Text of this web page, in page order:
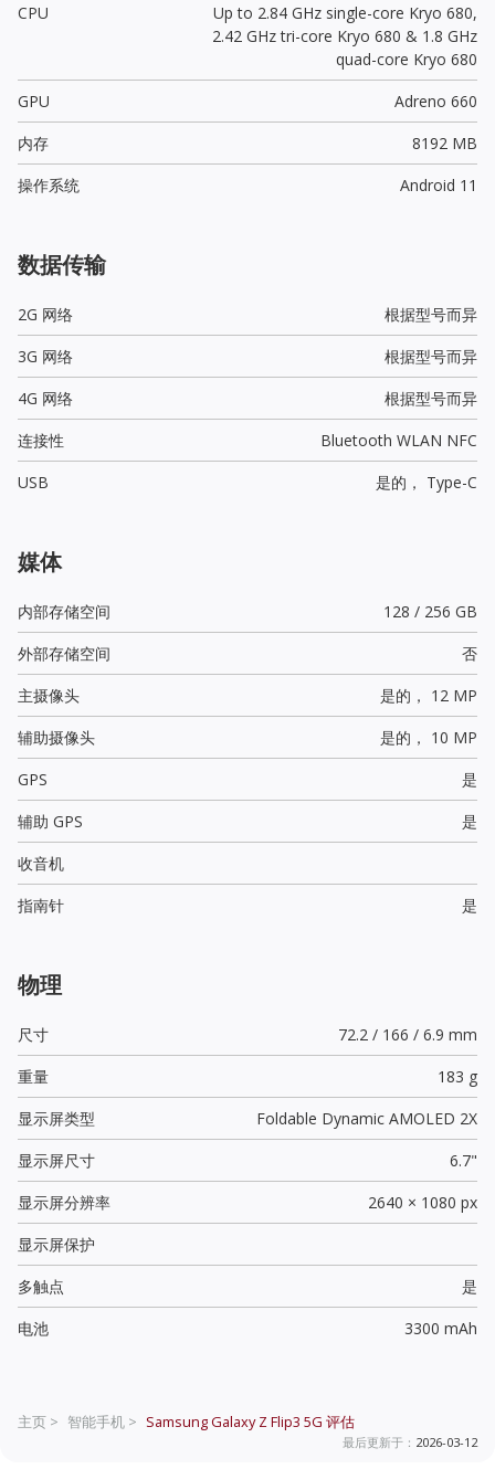
CPU
Up to 2.84 GHz single-core Kryo 680,
2.42 GHz tri-core Kryo 680 & 1.8 GHz
quad-core Kryo 680
GPU
Adreno 660
内存
8192 MB
操作系统
Android 11
数据传输
2G 网络
根据型号而异
3G 网络
根据型号而异
4G 网络
根据型号而异
连接性
Bluetooth WLAN NFC
USB
是的， Type-C
媒体
内部存储空间
128 / 256 GB
外部存储空间
否
主摄像头
是的， 12 MP
辅助摄像头
是的， 10 MP
GPS
是
辅助 GPS
是
收音机
指南针
是
物理
尺寸
72.2 / 166 / 6.9 mm
重量
183 g
显示屏类型
Foldable Dynamic AMOLED 2X
显示屏尺寸
6.7"
显示屏分辨率
2640 × 1080 px
显示屏保护
多触点
是
电池
3300 mAh
主页 > 智能手机 > Samsung Galaxy Z Flip3 5G 评估
最后更新于： 2026-03-12